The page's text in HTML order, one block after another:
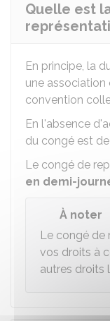
Quelle est
En principe, la
une association
convention
En l'absence
du congé est de
Le congé de
en demi-
À noter
Le congé de
vos droits à
autres droits